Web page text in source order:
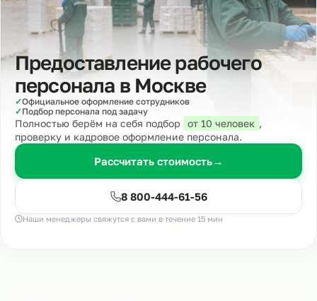
Предоставление рабочего
персонала в Москве
✓Официальное оформление сотрудников
✓Подбор персонала под задачу
Полностью берём на себя подбор от 10 человек ,
проверку и кадровое оформление персонала.
Рассчитать стоимость→
8 800-444-61-56
Наши менеджеры свяжутся с вами в течение 15 мин